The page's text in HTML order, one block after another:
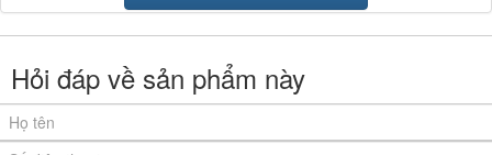
Hỏi đáp về sản phẩm này